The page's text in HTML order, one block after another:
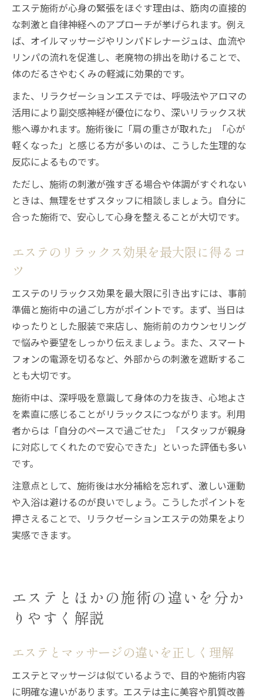
エステ施術が心身の緊張をほぐす理由は、筋肉の直接的
な刺激と自律神経へのアプローチが挙げられます。例え
ば、オイルマッサージやリンパドレナージュは、血流や
リンパの流れを促進し、老廃物の排出を助けることで、
体のだるさやむくみの軽減に効果的です。
また、リラクゼーションエステでは、呼吸法やアロマの
活用により副交感神経が優位になり、深いリラックス状
態へ導かれます。施術後に「肩の重さが取れた」「心が
軽くなった」と感じる方が多いのは、こうした生理的な
反応によるものです。
ただし、施術の刺激が強すぎる場合や体調がすぐれない
ときは、無理をせずスタッフに相談しましょう。自分に
合った施術で、安心して心身を整えることが大切です。
エステのリラックス効果を最大限に得るコ
ツ
エステのリラックス効果を最大限に引き出すには、事前
準備と施術中の過ごし方がポイントです。まず、当日は
ゆったりとした服装で来店し、施術前のカウンセリング
で悩みや要望をしっかり伝えましょう。また、スマート
フォンの電源を切るなど、外部からの刺激を遮断するこ
とも大切です。
施術中は、深呼吸を意識して身体の力を抜き、心地よさ
を素直に感じることがリラックスにつながります。利用
者からは「自分のペースで過ごせた」「スタッフが親身
に対応してくれたので安心できた」といった評価も多い
です。
注意点として、施術後は水分補給を忘れず、激しい運動
や入浴は避けるのが良いでしょう。こうしたポイントを
押さえることで、リラクゼーションエステの効果をより
実感できます。
エステとほかの施術の違いを分か
りやすく解説
エステとマッサージの違いを正しく理解
エステとマッサージは似ているようで、目的や施術内容
に明確な違いがあります。エステは主に美容や肌質改善